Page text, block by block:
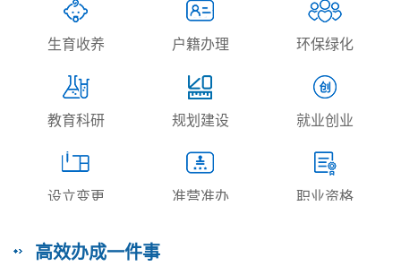
生育收养 户籍办理 环保绿化
教育科研 规划建设 就业创业
设立变更 准营准办 职业资格
高效办成一件事